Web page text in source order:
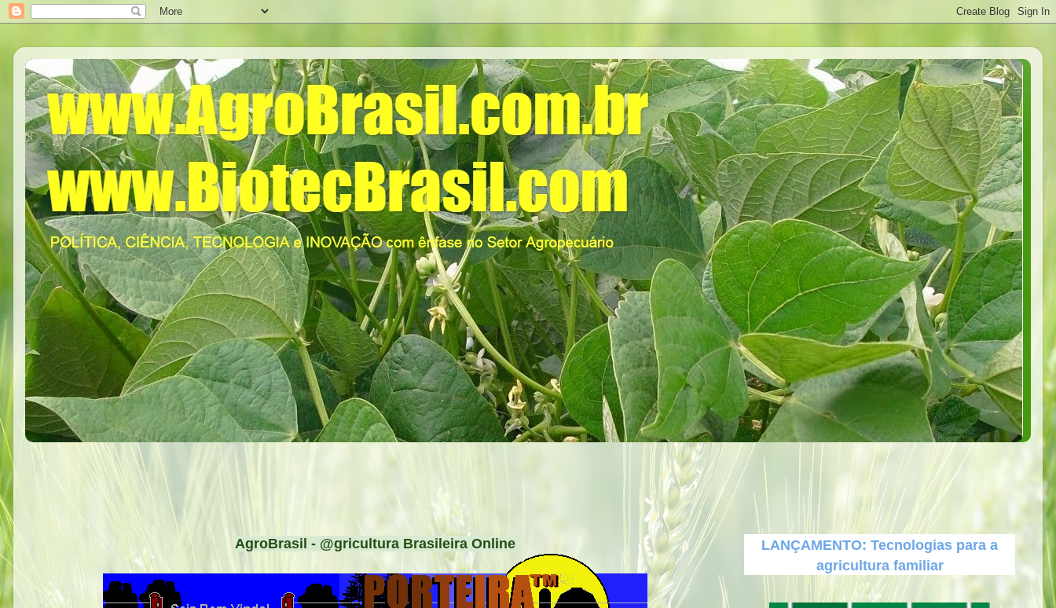
AgroBrasil - @gricultura Brasileira Online
LANÇAMENTO: Tecnologias para a
agricultura familiar